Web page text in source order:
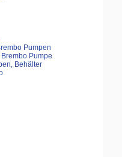
Pumpen
Pumpe
Behälter